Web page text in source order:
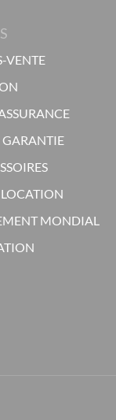
VENTE
GARANTIE
MONDIAL